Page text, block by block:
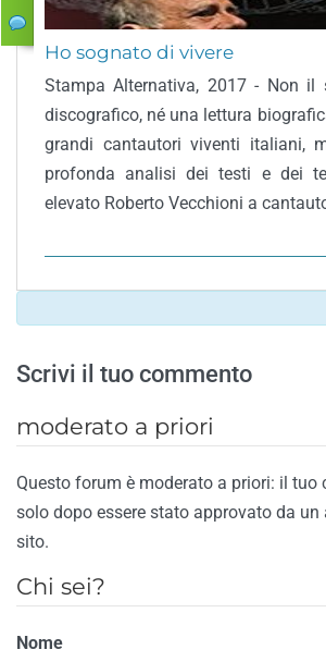
Ho sognato di vivere
Stampa Alternativa, 2017 - Non il
discografico, né una lettura
grandi cantautori viventi italiani,
profonda analisi dei testi e dei
elevato Roberto Vecchioni a
Scrivi il tuo commento
moderato a priori
Questo forum è moderato a priori: il tuo
solo dopo essere stato approvato da
sito.
Chi sei?
Nome